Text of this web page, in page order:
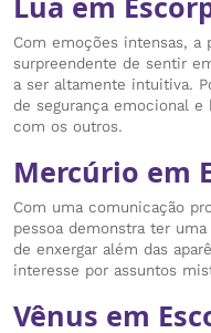
Com emoções intensas, a
surpreendente de sentir
a ser altamente intuitiva.
de segurança emocional
com os outros.
Mercúrio em
Com uma comunicação
pessoa demonstra ter
de enxergar além das
interesse por assuntos
Vênus em